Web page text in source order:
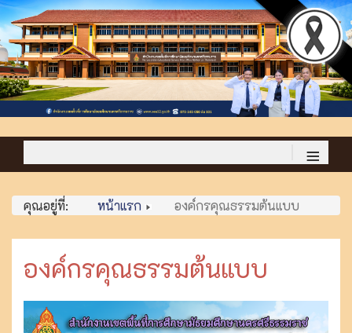
≡
คุณอยู่ที่: หน้าแรก องค์กรคุณธรรมต้นแบบ
องค์กรคุณธรรมต้นแบบ